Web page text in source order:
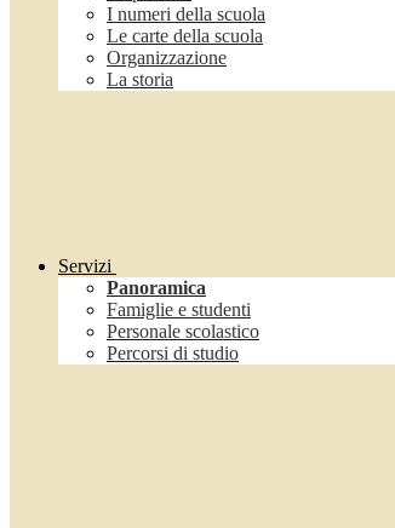
I numeri della scuola
Le carte della scuola
Organizzazione
La storia
Servizi
Panoramica
Famiglie e studenti
Personale scolastico
Percorsi di studio